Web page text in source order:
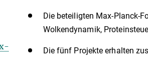
Die beteiligten Max-Planck-
Wolkendynamik,
Die fünf Projekte erhalten